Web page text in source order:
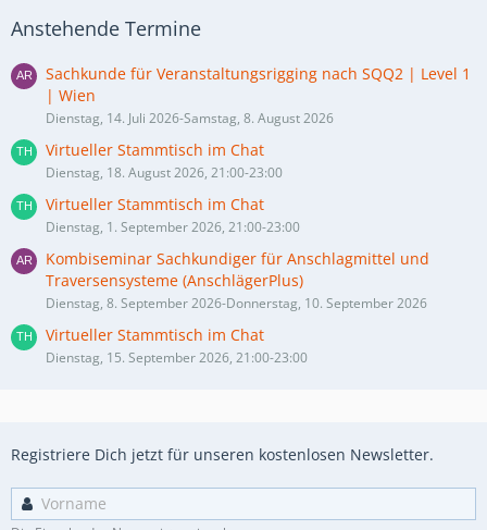
Anstehende Termine
Sachkunde für Veranstaltungsrigging nach SQQ2 | Level 1
| Wien
Dienstag, 14. Juli 2026-Samstag, 8. August 2026
Virtueller Stammtisch im Chat
Dienstag, 18. August 2026, 21:00-23:00
Virtueller Stammtisch im Chat
Dienstag, 1. September 2026, 21:00-23:00
Kombiseminar Sachkundiger für Anschlagmittel und
Traversensysteme (AnschlägerPlus)
Dienstag, 8. September 2026-Donnerstag, 10. September 2026
Virtueller Stammtisch im Chat
Dienstag, 15. September 2026, 21:00-23:00
Registriere Dich jetzt für unseren kostenlosen Newsletter.